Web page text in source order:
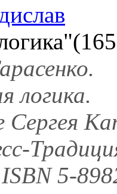
логика.
Сергея
5-